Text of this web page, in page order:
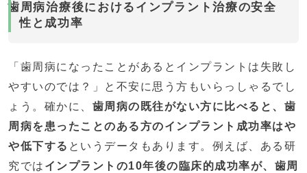
歯周病治療後におけるインプラント治療の安全
性と成功率
「歯周病になったことがあるとインプラントは失敗し
やすいのでは？」と不安に思う方もいらっしゃるでし
ょう。確かに、 歯周病の既往がない方に比べると、歯
周病を患ったことのある方のインプラント成功率はや
や低下する というデータもあります。例えば、ある研
究では インプラントの10年後の臨床的成功率が、歯周